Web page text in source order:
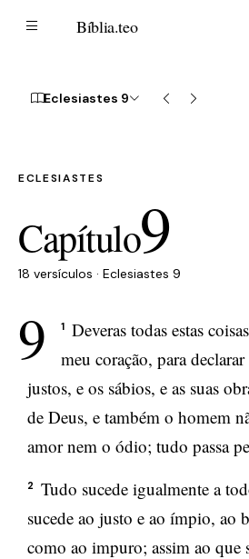
Bíblia.teo
Eclesiastes 9
ECLESIASTES
Capítulo9
18 versículos · Eclesiastes 9
9 1
Deveras todas estas
meu coração, para
justos, e os sábios, e as suas
de Deus, e também o homem
amor nem o ódio; tudo passa
2
Tudo sucede igualmente a
sucede ao justo e ao ímpio, ao
como ao impuro; assim ao que